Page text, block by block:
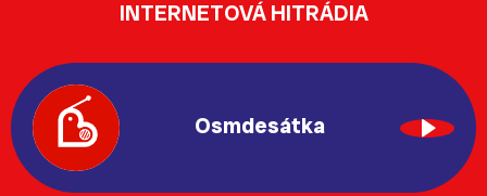
INTERNETOVÁ HITRÁDIA
Osmdesátka